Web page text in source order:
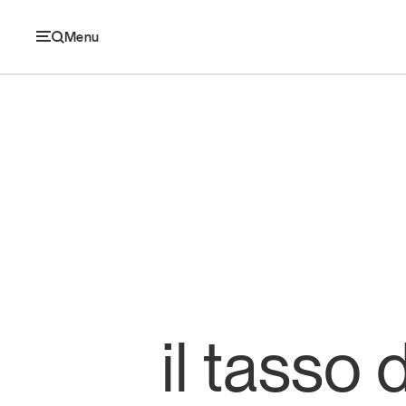
Menu
Retail e brand
Sostenibilitàil tasso